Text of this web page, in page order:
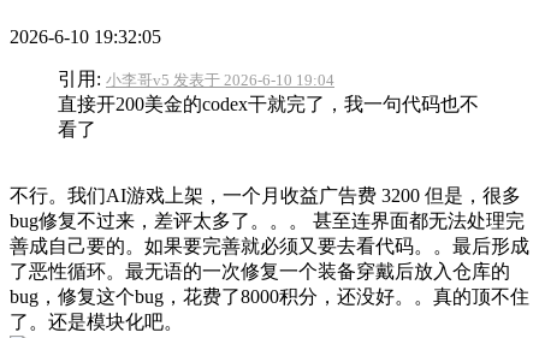
2026-6-10 19:32:05
引用: 小李哥v5 发表于 2026-6-10 19:04
直接开200美金的codex干就完了，我一句代码也不
看了
不行。我们AI游戏上架，一个月收益广告费 3200 但是，很多
bug修复不过来，差评太多了。。。 甚至连界面都无法处理完
善成自己要的。如果要完善就必须又要去看代码。。最后形成
了恶性循环。最无语的一次修复一个装备穿戴后放入仓库的
bug，修复这个bug，花费了8000积分，还没好。。真的顶不住
了。还是模块化吧。